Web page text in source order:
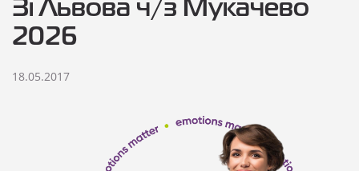
Зі Львова ч/з Мукачево
2026
18.05.2017